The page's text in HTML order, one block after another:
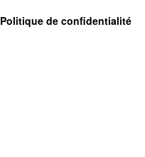
Politique de confidentialité